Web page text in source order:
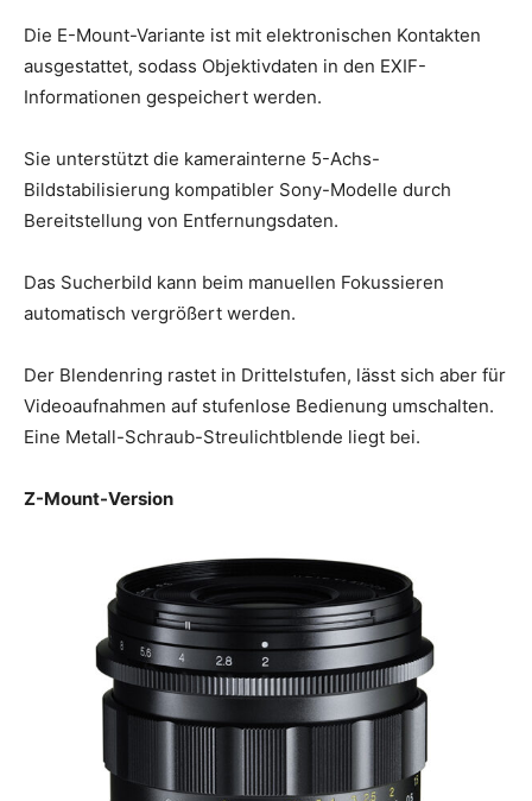
Die E-Mount-Variante ist mit elektronischen Kontakten
ausgestattet, sodass Objektivdaten in den EXIF-
Informationen gespeichert werden.
Sie unterstützt die kamerainterne 5-Achs-
Bildstabilisierung kompatibler Sony-Modelle durch
Bereitstellung von Entfernungsdaten.
Das Sucherbild kann beim manuellen Fokussieren
automatisch vergrößert werden.
Der Blendenring rastet in Drittelstufen, lässt sich aber für
Videoaufnahmen auf stufenlose Bedienung umschalten.
Eine Metall-Schraub-Streulichtblende liegt bei.
Z-Mount-Version